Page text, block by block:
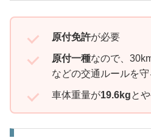
原付免許が必要
原付一種なので、
などの交通ルールを守
車体重量が19.6kgと